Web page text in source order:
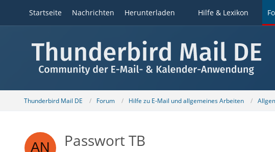
Startseite Nachrichten Herunterladen Hilfe & Lexikon
Thunderbird Mail DE Forum Hilfe zu E-Mail und allgemeines Arbeiten
Passwort TB